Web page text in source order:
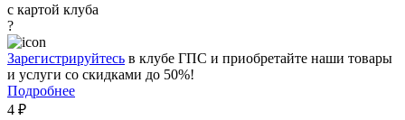
с картой клуба
?
Зарегистрируйтесь в клубе ГПС и приобретайте наши товары
и услуги со скидками до 50%!
Подробнее
4 ₽